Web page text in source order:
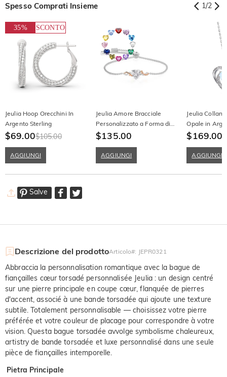
Spesso Comprati Insieme 1/2
35% SCONTO
Jeulia Hoop Orecchini In
Argento Sterling
$69.00$105.00
AGGIUNGI
Jeulia Amore Bracciale
Personalizzato a Forma di
Cuore con Viticci Spinati e
$135.00
AGGIUNGI
Jeulia
Opale in
$169.00
AGGIUNGI
Salve
Descrizione del prodottoArticolo#: JEPR0321
Abbraccia la personnalisation romantique avec la bague de
fiançailles cœur torsadé personnalisée Jeulia : un design centré
sur une pierre principale en coupe cœur, flanquée de pierres
d'accent, associé à une bande torsadée qui ajoute une texture
subtile. Totalement personnalisable — choisissez votre pierre
préférée et votre couleur de placage pour correspondre à votre
vision. Questa bague torsadée avvolge symbolisme chaleureux,
artistry de bande torsadée et luxe personnalisé dans une seule
pièce de fiançailles intemporelle.
Pietra Principale